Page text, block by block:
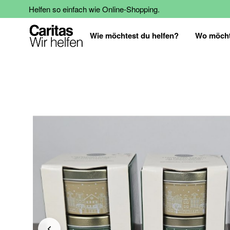
Helfen so einfach wie Online-Shopping.
Wie möchtest du helfen? Wo